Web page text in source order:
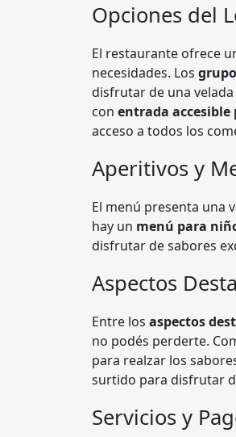
Opciones del
El restaurante ofrece
necesidades. Los
disfrutar de una
con entrada accesible
acceso a todos los
Aperitivos y
El menú presenta una
hay un menú para
disfrutar de sabores
Aspectos
Entre los aspectos
no podés perderte.
para realzar los
surtido para disfrutar
Servicios y